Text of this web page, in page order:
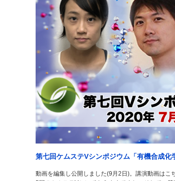
第七回ケムステVシンポジウム「有機合成化
動画を編集し公開しました(9月2日)。講演動画は